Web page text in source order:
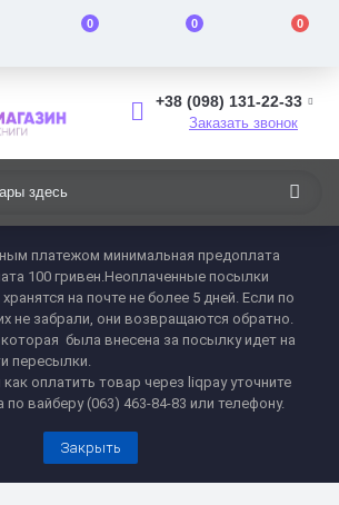
0 0 0
+38 (098) 131-22-33
Заказать звонок
платежом минимальная предоплата
100 гривен.Неоплаченные посылки
на почте не более 5 дней. Если по
не забрали, они возвращаются обратно.
была внесена за посылку идет на
пересылки.
оплатить товар через liqpay уточните
вайберу (063) 463-84-83 или телефону.
Закрыть